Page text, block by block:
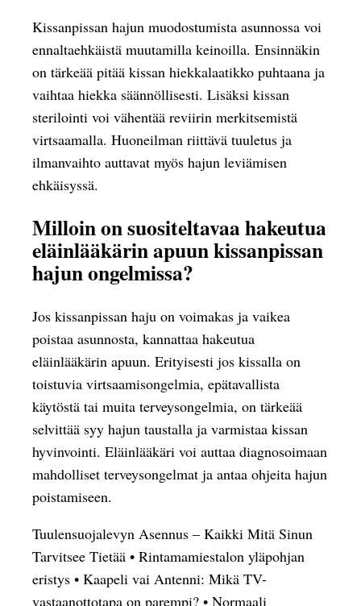
Kissanpissan hajun muodostumista asunnossa voi
ennaltaehkäistä muutamilla keinoilla. Ensinnäkin
on tärkeää pitää kissan hiekkalaatikko puhtaana ja
vaihtaa hiekka säännöllisesti. Lisäksi kissan
sterilointi voi vähentää reviirin merkitsemistä
virtsaamalla. Huoneilman riittävä tuuletus ja
ilmanvaihto auttavat myös hajun leviämisen
ehkäisyssä.
Milloin on suositeltavaa hakeutua
eläinlääkärin apuun kissanpissan
hajun ongelmissa?
Jos kissanpissan haju on voimakas ja vaikea
poistaa asunnosta, kannattaa hakeutua
eläinlääkärin apuun. Erityisesti jos kissalla on
toistuvia virtsaamisongelmia, epätavallista
käytöstä tai muita terveysongelmia, on tärkeää
selvittää syy hajun taustalla ja varmistaa kissan
hyvinvointi. Eläinlääkäri voi auttaa diagnosoimaan
mahdolliset terveysongelmat ja antaa ohjeita hajun
poistamiseen.
Tuulensuojalevyn Asennus – Kaikki Mitä Sinun
Tarvitsee Tietää • Rintamamiestalon yläpohjan
eristys • Kaapeli vai Antenni: Mikä TV-
vastaanottotapa on parempi? • Normaali